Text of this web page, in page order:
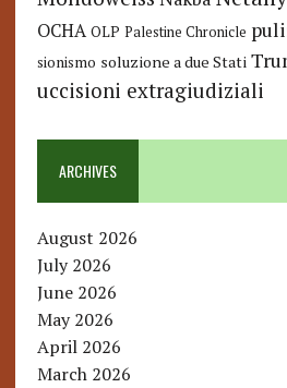
OCHA OLP Palestine Chronicle
sionismo soluzione a due Stati
uccisioni extragiudiziali
ARCHIVES
August 2026
July 2026
June 2026
May 2026
April 2026
March 2026